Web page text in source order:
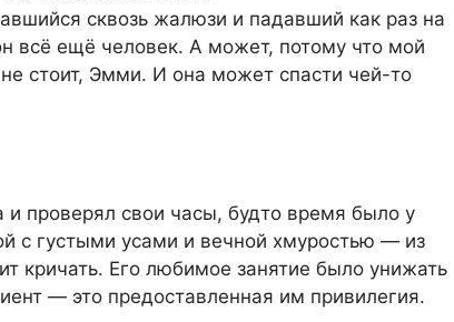
сквозь жалюзи и падавший как раз на
всё ещё человек. А может, потому что мой
стоит, Эмми. И она может спасти чей-то
проверял свои часы, будто время было у
с густыми усами и вечной хмуростью — из
кричать. Его любимое занятие было унижать
— это предоставленная им привилегия.